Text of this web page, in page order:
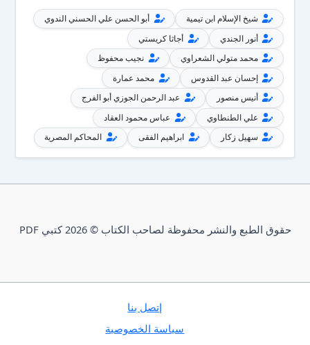
شيخ الإسلام ابن تيمية
أبو الحسن علي الحسني الندوي
أنور الجندي
أجاثا كريستي
محمد متولي الشعراوي
نجيب محفوظ
إحسان عبد القدوس
محمد عمارة
أنيس منصور
عبد الرحمن الجوزي أبو الفرج
علي الطنطاوي
عباس محمود العقاد
سهيل زكار
ابراهيم الفقى المحاكم المصرية
حقوق الطبع والنشر محفوظة لصاحب الكتاب © 2026 كتبي PDF
إتصل بنا
سياسة الخصوصية